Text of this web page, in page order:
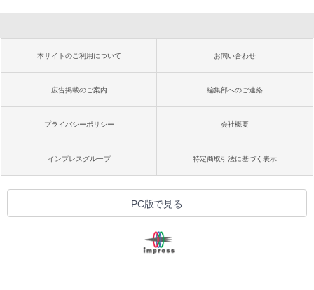
本サイトのご利用について お問い合わせ
広告掲載のご案内 編集部へのご連絡
プライバシーポリシー 会社概要
インプレスグループ 特定商取引法に基づく表示
PC版で見る